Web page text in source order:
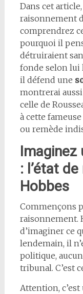
Dans cet
raisonnement
comprendrez
pourquoi il
détruiraient
fonde selon lui
il défend une
montrerai
celle de
à cette
ou remède
Imaginez
: l’état
Hobbes
Commençons
raisonnement.
d’imaginer ce
lendemain, il
politique,
tribunal. C’est
Attention,